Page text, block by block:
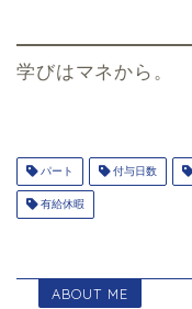
学びはマネから。
パート 付与日数
有給休暇
ABOUT ME